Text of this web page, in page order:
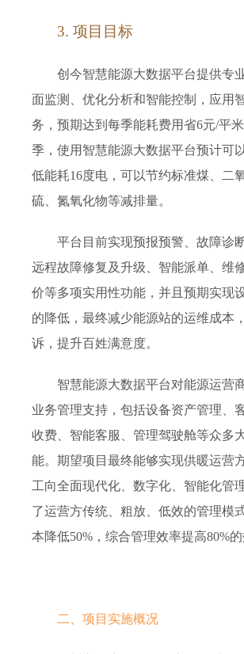
3. 项目 目标
创今智慧能源大数据平台提供专
面监测、优化分析和智能控制，应用
务，预期达到每季能耗费用省6元/平
季，使用智慧能源大数据平台预计可
低能耗16度电，可以节约标准煤、二
硫、氮氧化物等减排量。
平台目前实现预报预警、故障诊
远程故障修复及升级、智能派单、维
价等多项实用性功能，并且预期实现
的降低，最终减少能源站的运维成本
诉，提升百姓满意度。
智慧能源大数据平台对能源运营
业务管理支持，包括设备资产管理、
收费、智能客服、管理驾驶舱等众多
能。期望项目最终能够实现供暖运营
工向全面现代化、数字化、智能化管
了运营方传统、粗放、低效的管理模
本降低50%，综合管理效率提高80%的
二、 项目 实施概况